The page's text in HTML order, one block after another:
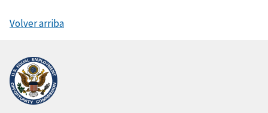
Volver arriba